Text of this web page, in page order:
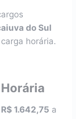
do Sul
horária.
R$ 1.642,75 a